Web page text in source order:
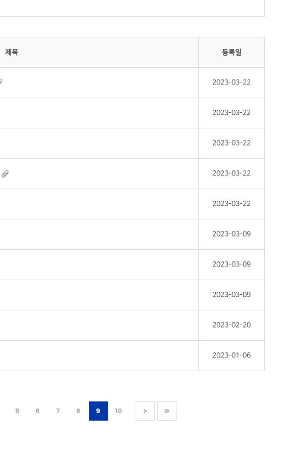
제목 등록일
2023-03-22
2023-03-22
2023-03-22
2023-03-22
2023-03-22
2023-03-09
2023-03-09
2023-03-09
2023-02-20
2023-01-06
5 6 7 8 9 10